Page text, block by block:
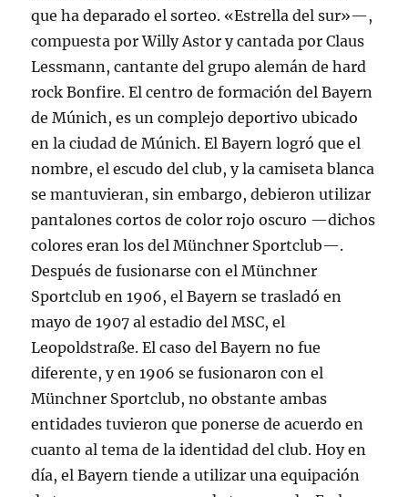
que ha deparado el sorteo. «Estrella del sur»—,
compuesta por Willy Astor y cantada por Claus
Lessmann, cantante del grupo alemán de hard
rock Bonfire. El centro de formación del Bayern
de Múnich, es un complejo deportivo ubicado
en la ciudad de Múnich. El Bayern logró que el
nombre, el escudo del club, y la camiseta blanca
se mantuvieran, sin embargo, debieron utilizar
pantalones cortos de color rojo oscuro —dichos
colores eran los del Münchner Sportclub—.
Después de fusionarse con el Münchner
Sportclub en 1906, el Bayern se trasladó en
mayo de 1907 al estadio del MSC, el
Leopoldstraße. El caso del Bayern no fue
diferente, y en 1906 se fusionaron con el
Münchner Sportclub, no obstante ambas
entidades tuvieron que ponerse de acuerdo en
cuanto al tema de la identidad del club. Hoy en
día, el Bayern tiende a utilizar una equipación